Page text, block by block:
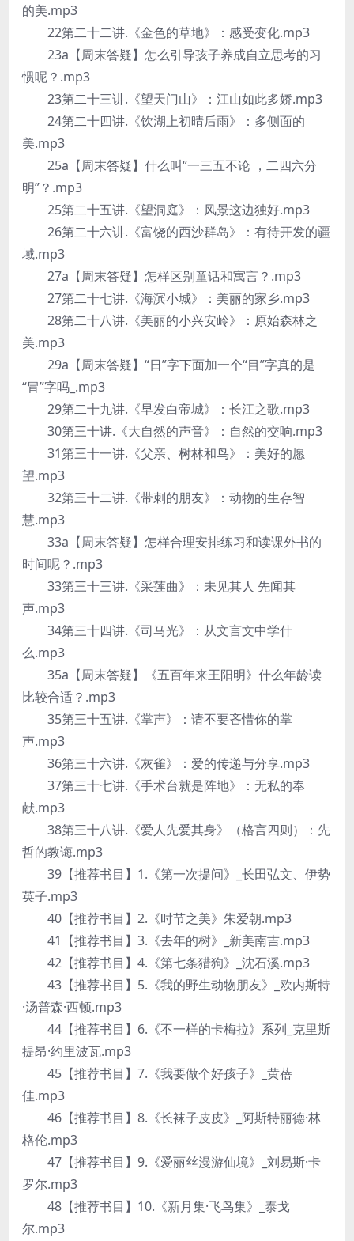
的美.mp3
22第二十二讲.《金色的草地》：感受变化.mp3
23a【周末答疑】怎么引导孩子养成自立思考的习
惯呢？.mp3
23第二十三讲.《望天门山》：江山如此多娇.mp3
24第二十四讲.《饮湖上初晴后雨》：多侧面的
美.mp3
25a【周末答疑】什么叫“一三五不论 ，二四六分
明”？.mp3
25第二十五讲.《望洞庭》：风景这边独好.mp3
26第二十六讲.《富饶的西沙群岛》：有待开发的疆
域.mp3
27a【周末答疑】怎样区别童话和寓言？.mp3
27第二十七讲.《海滨小城》：美丽的家乡.mp3
28第二十八讲.《美丽的小兴安岭》：原始森林之
美.mp3
29a【周末答疑】“日”字下面加一个“目”字真的是
“冒”字吗_.mp3
29第二十九讲.《早发白帝城》：长江之歌.mp3
30第三十讲.《大自然的声音》：自然的交响.mp3
31第三十一讲.《父亲、树林和鸟》：美好的愿
望.mp3
32第三十二讲.《带刺的朋友》：动物的生存智
慧.mp3
33a【周末答疑】怎样合理安排练习和读课外书的
时间呢？.mp3
33第三十三讲.《采莲曲》：未见其人 先闻其
声.mp3
34第三十四讲.《司马光》：从文言文中学什
么.mp3
35a【周末答疑】《五百年来王阳明》什么年龄读
比较合适？.mp3
35第三十五讲.《掌声》：请不要吝惜你的掌
声.mp3
36第三十六讲.《灰雀》：爱的传递与分享.mp3
37第三十七讲.《手术台就是阵地》：无私的奉
献.mp3
38第三十八讲.《爱人先爱其身》（格言四则）：先
哲的教诲.mp3
39【推荐书目】1.《第一次提问》_长田弘文、伊势
英子.mp3
40【推荐书目】2.《时节之美》朱爱朝.mp3
41【推荐书目】3.《去年的树》_新美南吉.mp3
42【推荐书目】4.《第七条猎狗》_沈石溪.mp3
43【推荐书目】5.《我的野生动物朋友》_欧内斯特
·汤普森·西顿.mp3
44【推荐书目】6.《不一样的卡梅拉》系列_克里斯
提昂·约里波瓦.mp3
45【推荐书目】7.《我要做个好孩子》_黄蓓
佳.mp3
46【推荐书目】8.《长袜子皮皮》_阿斯特丽德·林
格伦.mp3
47【推荐书目】9.《爱丽丝漫游仙境》_刘易斯·卡
罗尔.mp3
48【推荐书目】10.《新月集·飞鸟集》_泰戈
尔.mp3